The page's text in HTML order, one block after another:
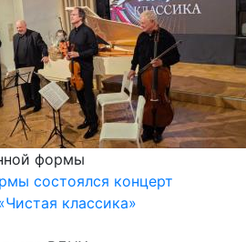
формы
состоялся концерт
классика»